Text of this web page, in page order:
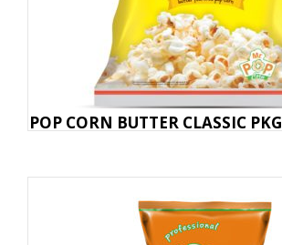
POP CORN BUTTER CLASSIC